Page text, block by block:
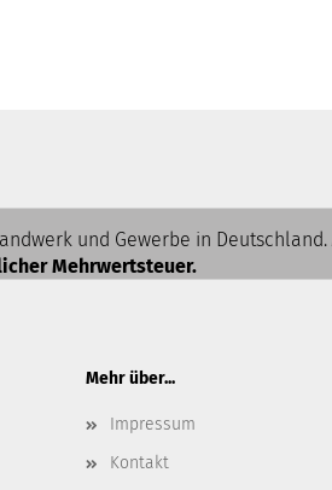
und Gewerbe in Deutschland.
Mehrwertsteuer.
Mehr über...
Impressum
Kontakt